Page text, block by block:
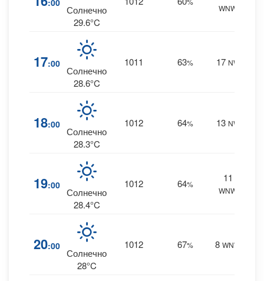
:00
Солнечно
29.6°C
WNW
17:00
Солнечно
28.6°C
1011 63% 17 NW
18:00
Солнечно
28.3°C
1012 64% 13 NW
19:00
Солнечно
28.4°C
1012 64%
11
WNW
20:00
Солнечно
28°C
1012 67% 8 WNW